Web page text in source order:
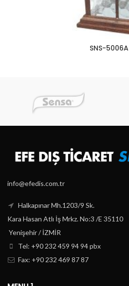
SNS-5006A
info@efedis.com.tr
Halkapınar Mh.1203/9 Sk.
Kara Hasan Atlı İş Mrkz. No:3 /E 35110
Yenişehir / İZMİR
Tel: +90 232 459 94 94 pbx
Fax: +90 232 469 87 87